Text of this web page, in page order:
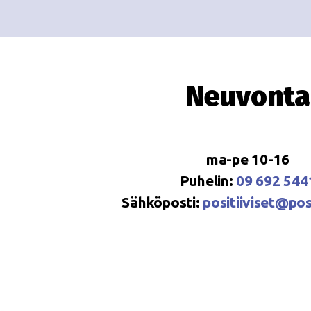
Neuvonta
ma-pe 10-16
Puhelin: 09 692
Sähköposti: